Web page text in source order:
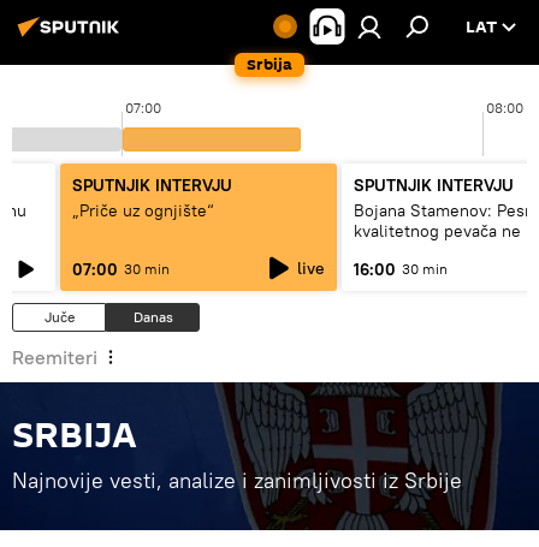
Srbija
LAT
07:00 08:00
SPUTNJIK INTERVJU
„Priče uz ognjište“
07:00 30 min live
SPUTNJIK INTERVJU
Bojana Stamenov:
kvalitetnog pevača ne
16:00 30 min
Juče Danas
Reemiteri
SRBIJA
Najnovije vesti, analize i zanimljivosti iz Srbije